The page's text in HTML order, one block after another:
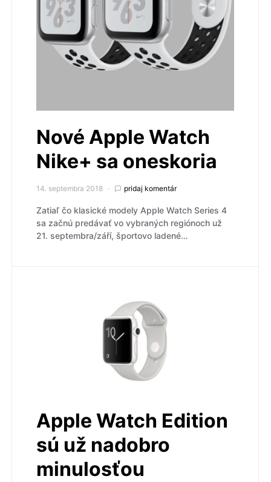
Nové Apple Watch
Nike+ sa oneskoria
14. septembra 2018 pridaj komentár
Zatiaľ čo klasické modely Apple Watch Series 4
sa začnú predávať vo vybraných regiónoch už
21. septembra/září, športovo ladené…
Apple Watch Edition
sú už nadobro
minulosťou